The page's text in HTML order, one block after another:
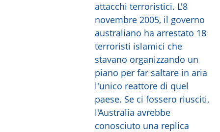
attacchi terroristici. L'8
novembre 2005, il governo
australiano ha arrestato 18
terroristi islamici che
stavano organizzando un
piano per far saltare in aria
l'unico reattore di quel
paese. Se ci fossero riusciti,
l'Australia avrebbe
conosciuto una replica